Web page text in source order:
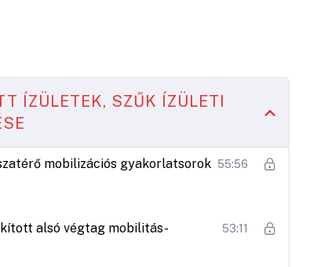
ÍZÜLETEK, SZŰK ÍZÜLETI
mobilizációs gyakorlatsorok 55:56
alsó végtag mobilitás-
53:11